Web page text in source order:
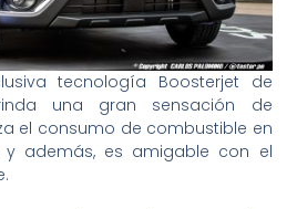
tecnología Boosterjet de
una gran sensación de
el consumo de combustible en
además, es amigable con el